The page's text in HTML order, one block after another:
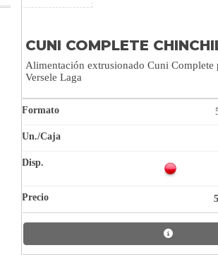
CUNI COMPLETE
Alimentación extrusionado Cuni Complete
Versele Laga